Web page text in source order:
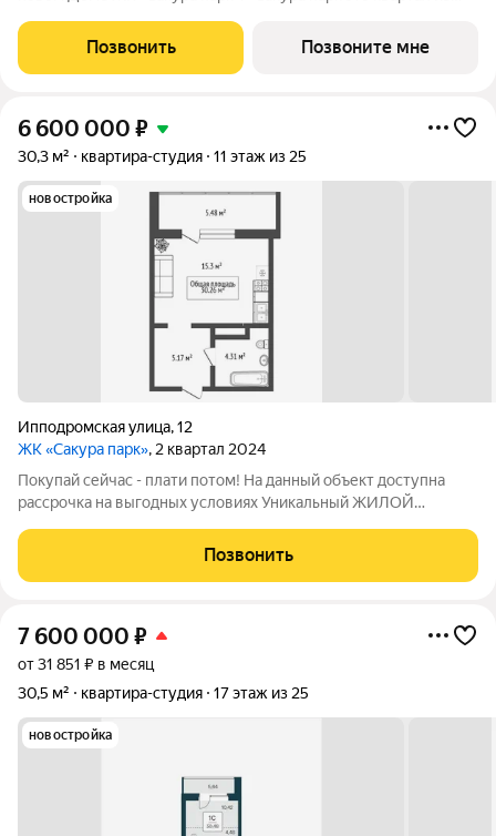
новом центре, в шаговой доступности от станции метро
«Октябрьская». Камерное
Позвонить Позвоните мне
6 600 000 ₽
30,3 м² квартира-студия 11 этаж из 25
новостройка
Ипподромская улица,12
ЖК «Сакура парк», 2 квартал 2024
Покупай сейчас - плати потом! На данный объект доступна
рассрочка на выгодных условиях Уникальный ЖИЛОЙ
руках. КВАРТАЛ: САКУРА ПАРК квартал из трех 25-этажных
домов комфорт-класса, расположенный в
Позвонить
7 600 000 ₽
от 31 851 ₽ в месяц
30,5 м²
квартира-студия 17 этаж из 25
новостройка